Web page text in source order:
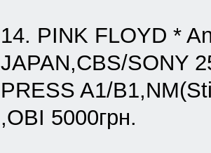
14. PINK FLOYD *
JAPAN,CBS/SONY
PRESS A1/
,OBI 5000грн.